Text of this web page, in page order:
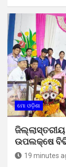
ମୋ ଓଡ଼ିଶା
ଜିଲ୍ଲାସ୍ତରୀୟ
ଉପଲକ୍ଷେ
19 minutes